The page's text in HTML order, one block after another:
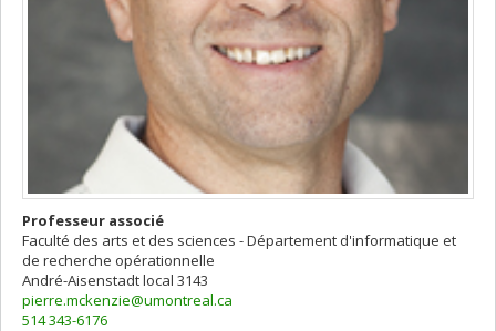
Professeur associé
Faculté des arts et des sciences - Département d'informatique et
de recherche opérationnelle
André-Aisenstadtlocal 3143
pierre.mckenzie@umontreal.ca
514 343-6176